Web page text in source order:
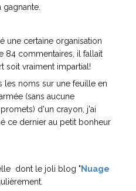
gagnante.
une certaine organisation
84 commentaires, il fallait
soit vraiment impartial!
les noms sur une feuille en
(sans aucune
d'un crayon, j'ai
ce dernier au petit bonheur
dont le joli blog "Nuage